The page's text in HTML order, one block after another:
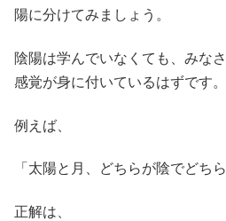
陽に分けてみましょう。
陰陽は学んでいなくても、みな
感覚が身に付いているはずです。
例えば、
「太陽と月、どちらが陰でどち
正解は、